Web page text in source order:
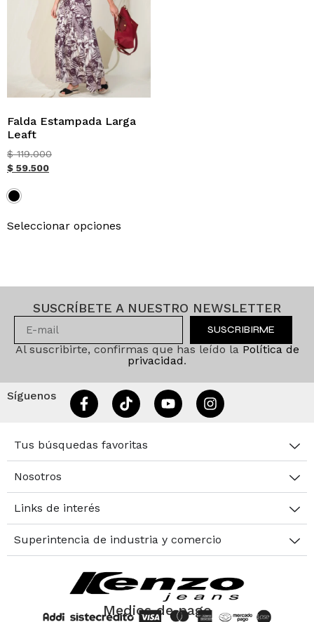
Falda Estampada Larga
Leaft
$119.000
$ 59.500
Seleccionar opciones
SUSCRÍBETE A NUESTRO NEWSLETTER
SUSCRIBIRME
Al suscribirte, confirmas que has leído la Política de
privacidad.
Síguenos
Tus búsquedas favoritas
Nosotros
Links de interés
Superintencia de industria y comercio
Medios de pago